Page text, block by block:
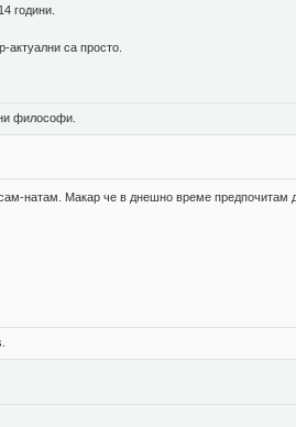
години.
актуални са просто.
философи.
натам. Макар че в днешно време